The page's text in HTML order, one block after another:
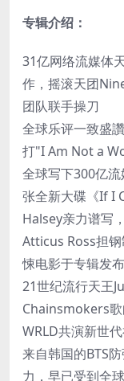
专辑介绍：
31亿网络流媒体
作，摇滚天团
团队联手操刀
全球乐评一致盛
打"I Am Not a
全球写下300亿
张全新大碟《If I
Halsey亲力谱写
Atticus Ross担
悚电影于专辑发
21世纪流行天王
Chainsmokers歌
WRLD共演新世
来自韩国的BTS
力，早已受到全